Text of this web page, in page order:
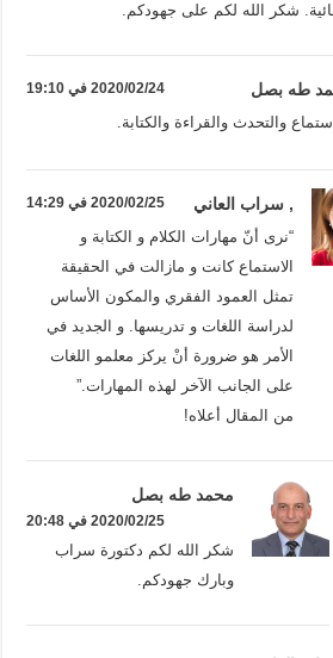
شكر الله لكم على جهودكم.
طه بصل 2020/02/24 في 19:10
والتحدث والقراءة والكتابة.
, سراب العاني 2020/02/25 في 14:29
“نرى أنّ مهارات الكلام و الكتابة و
الاستماع كانت و مازالت في الحقيقة
تمثل العمود الفقري والمكون الأساس
لدراسة اللغات و تدريسها. و الجديد في
الأمر هو ضرورة أنْ يركز معلمو اللغات
على الجانب الآخر لهذه المهارات.”
من المقال أعلاه!
محمد طه بصل
2020/02/25 في 20:48
شكر الله لكم دكتورة سراب
وبارك جهودكم.